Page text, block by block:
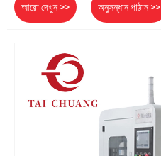
আরো দেখুন >> অনুসন্ধান পাঠান >>